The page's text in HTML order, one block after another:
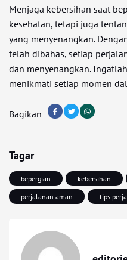
Menjaga kebersihan saat
kesehatan, tetapi juga
yang menyenangkan.
telah dibahas, setiap
dan menyenangkan.
menikmati setiap momen
Bagikan
Tagar
bepergian kebersihan
perjalanan aman
tips